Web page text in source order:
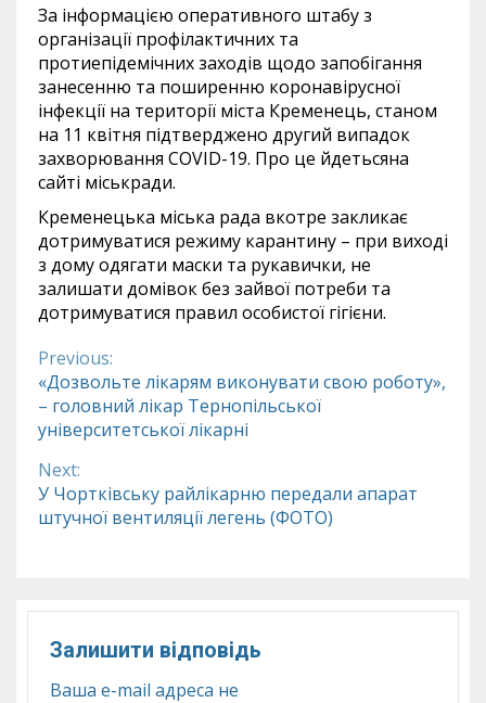
За інформацією оперативного штабу з
організації профілактичних та
протиепідемічних заходів щодо запобігання
занесенню та поширенню коронавірусної
інфекції на території міста Кременець, станом
на 11 квітня підтверджено другий випадок
захворювання COVID-19. Про це йдетьсяна
сайті міськради.
Кременецька міська рада вкотре закликає
дотримуватися режиму карантину – при виході
з дому одягати маски та рукавички, не
залишати домівок без зайвої потреби та
дотримуватися правил особистої гігієни.
Continue
Reading
Previous:
«Дозвольте лікарям виконувати свою роботу»,
– головний лікар Тернопільської
університетської лікарні
Next:
У Чортківську райлікарню передали апарат
штучної вентиляції легень (ФОТО)
Залишити відповідь
Ваша e-mail адреса не